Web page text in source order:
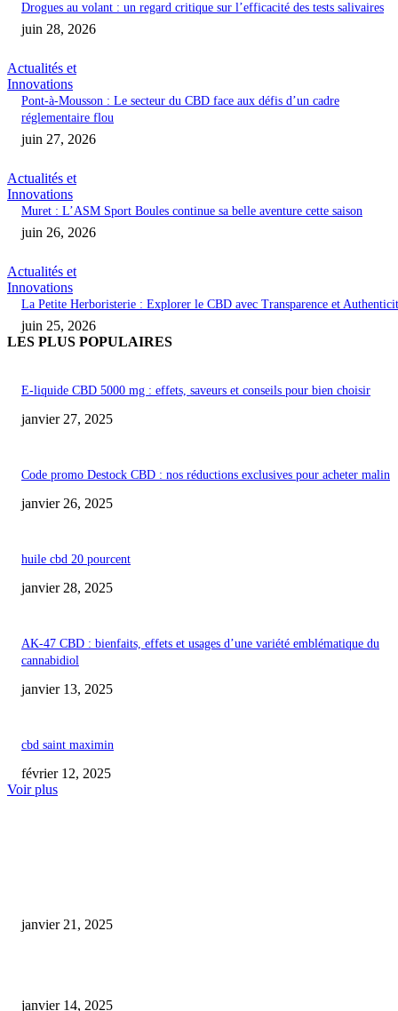
Drogues au volant : un regard critique sur l’efficacité des tests salivaires
juin 28, 2026
Actualités et
Innovations
Pont-à-Mousson : Le secteur du CBD face aux défis d’un cadre
réglementaire flou
juin 27, 2026
Actualités et
Innovations
Muret : L’ASM Sport Boules continue sa belle aventure cette saison
juin 26, 2026
Actualités et
Innovations
La Petite Herboristerie : Explorer le CBD avec Transparence et
juin 25, 2026
LES PLUS POPULAIRES
E-liquide CBD 5000 mg : effets, saveurs et conseils pour bien choisir
janvier 27, 2025
Code promo Destock CBD : nos réductions exclusives pour acheter malin
janvier 26, 2025
huile cbd 20 pourcent
janvier 28, 2025
AK-47 CBD : bienfaits, effets et usages d’une variété emblématique du
cannabidiol
janvier 13, 2025
cbd saint maximin
février 12, 2025
Voir plus
janvier 21, 2025
janvier 14, 2025